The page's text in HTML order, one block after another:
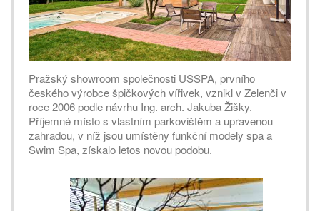
Pražský showroom společnosti USSPA, prvního
českého výrobce špičkových vířivek, vznikl v Zelenči v
roce 2006 podle návrhu Ing. arch. Jakuba Žišky.
Příjemné místo s vlastním parkovištěm a upravenou
zahradou, v níž jsou umístěny funkční modely spa a
Swim Spa, získalo letos novou podobu.